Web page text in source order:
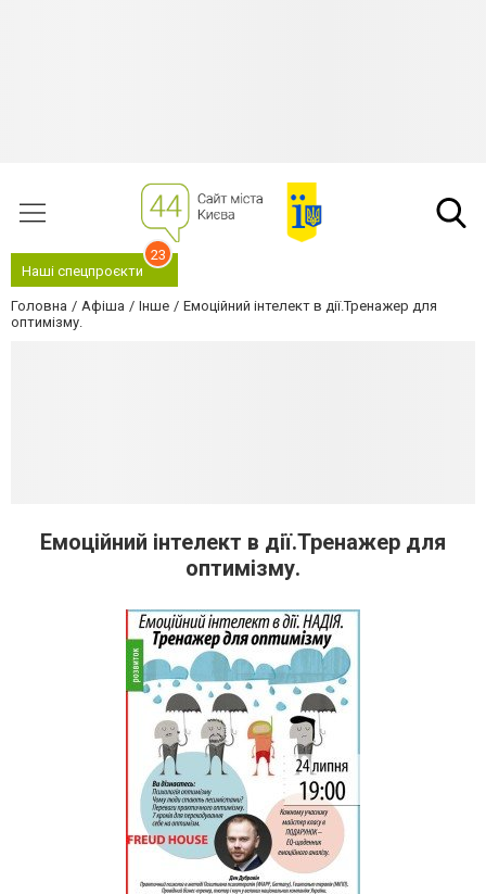
Наші спецпроєкти
23
Головна Афіша Інше
Емоційний інтелект в дії.Тренажер для
оптимізму.
Емоційний інтелект в дії.Тренажер для
оптимізму.